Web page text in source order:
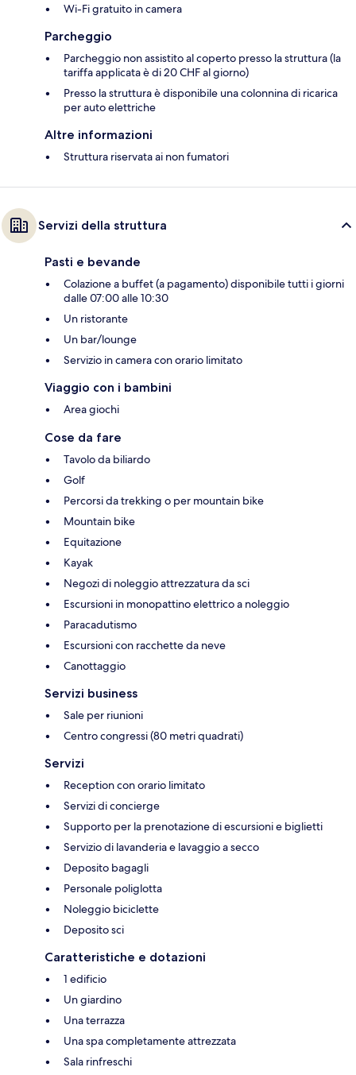
Wi-Fi gratuito in camera
Parcheggio
Parcheggio non assistito al coperto presso la struttura (la
tariffa applicata è di 20 CHF al giorno)
Presso la struttura è disponibile una colonnina di ricarica
per auto elettriche
Altre informazioni
Struttura riservata ai non fumatori
Servizi della struttura
Pasti e bevande
Colazione a buffet (a pagamento) disponibile tutti i giorni
dalle 07:00 alle 10:30
Un ristorante
Un bar/lounge
Servizio in camera con orario limitato
Viaggio con i bambini
Area giochi
Cose da fare
Tavolo da biliardo
Golf
Percorsi da trekking o per mountain bike
Mountain bike
Equitazione
Kayak
Negozi di noleggio attrezzatura da sci
Escursioni in monopattino elettrico a noleggio
Paracadutismo
Escursioni con racchette da neve
Canottaggio
Servizi business
Sale per riunioni
Centro congressi (80 metri quadrati)
Servizi
Reception con orario limitato
Servizi di concierge
Supporto per la prenotazione di escursioni e biglietti
Servizio di lavanderia e lavaggio a secco
Deposito bagagli
Personale poliglotta
Noleggio biciclette
Deposito sci
Caratteristiche e dotazioni
1 edificio
Un giardino
Una terrazza
Una spa completamente attrezzata
Sala rinfreschi